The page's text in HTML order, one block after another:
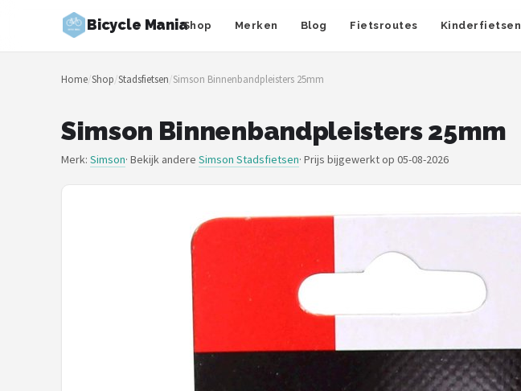
Bicycle ManiaShop Merken Blog Fietsroutes Kinderfietsen
Zoeken
NAVIGATIE
Merken
Home/Shop/Stadsfietsen/Simson Binnenbandpleisters 25mm
Simson Binnenbandpleisters 25mm
Merk: Simson· Bekijk andere Simson Stadsfietsen· Prijs bijgewerkt op 05-08-2026